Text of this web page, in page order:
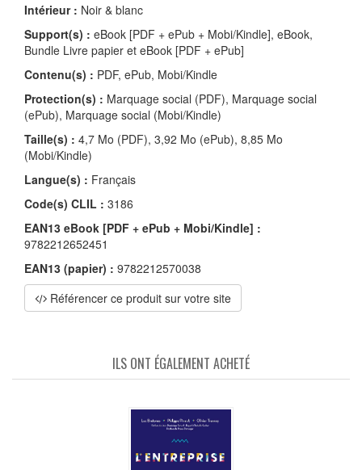
Intérieur : Noir & blanc
Support(s) : eBook [PDF + ePub + Mobi/Kindle], eBook,
Bundle Livre papier et eBook [PDF + ePub]
Contenu(s) : PDF, ePub, Mobi/Kindle
Protection(s) : Marquage social (PDF), Marquage social
(ePub), Marquage social (Mobi/Kindle)
Taille(s) : 4,7 Mo (PDF), 3,92 Mo (ePub), 8,85 Mo
(Mobi/Kindle)
Langue(s) : Français
Code(s) CLIL : 3186
EAN13 eBook [PDF + ePub + Mobi/Kindle] :
9782212652451
EAN13 (papier) : 9782212570038
Référencer ce produit sur votre site
ILS ONT ÉGALEMENT ACHETÉ